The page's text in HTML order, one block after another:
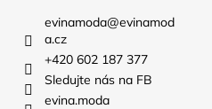
evinamoda@evinamod
a.cz
+420 602 187 377
Sledujte nás na FB
evina.moda